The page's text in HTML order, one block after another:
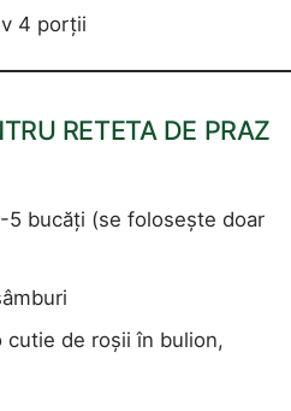
4 porții
RETETA DE PRAZ
5 bucăți (se folosește doar
cutie de roșii în bulion,